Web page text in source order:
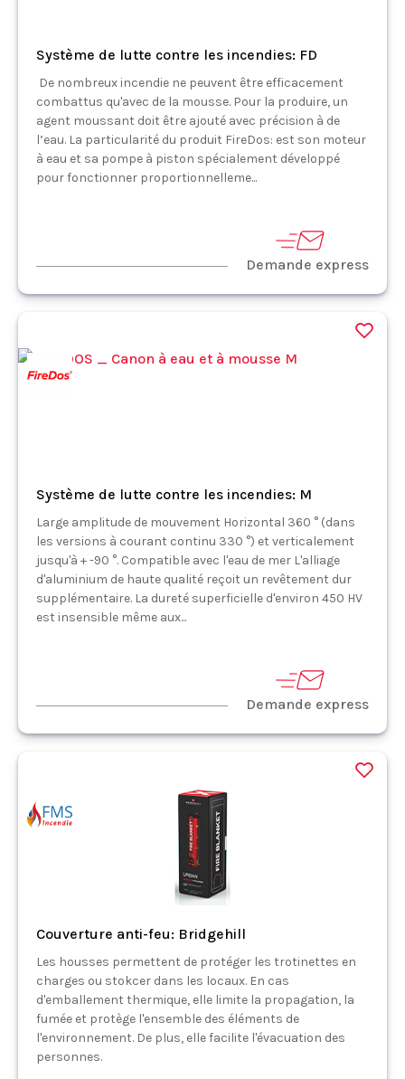
Système de lutte contre les incendies: FD
De nombreux incendie ne peuvent être efficacement
combattus qu'avec de la mousse. Pour la produire, un
agent moussant doit être ajouté avec précision à de
l’eau. La particularité du produit FireDos: est son moteur
à eau et sa pompe à piston spécialement développé
pour fonctionner proportionnelleme...
Demande express
Système de lutte contre les incendies: M
Large amplitude de mouvement Horizontal 360 ° (dans
les versions à courant continu 330 °) et verticalement
jusqu'à + -90 °. Compatible avec l'eau de mer L'alliage
d'aluminium de haute qualité reçoit un revêtement dur
supplémentaire. La dureté superficielle d'environ 450 HV
est insensible même aux...
Demande express
Couverture anti-feu: Bridgehill
Les housses permettent de protéger les trotinettes en
charges ou stokcer dans les locaux. En cas
d'emballement thermique, elle limite la propagation, la
fumée et protège l'ensemble des éléments de
l'environnement. De plus, elle facilite l'évacuation des
personnes.